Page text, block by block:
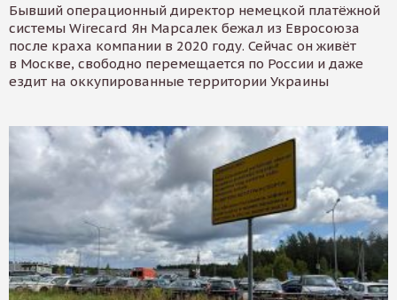
Бывший операционный директор немецкой платёжной
системы Wirecard Ян Марсалек бежал из Евросоюза
после краха компании в 2020 году. Сейчас он живёт
в Москве, свободно перемещается по России и даже
ездит на оккупированные территории Украины